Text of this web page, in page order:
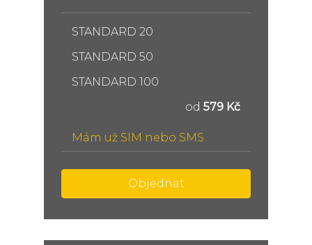
STANDARD 20
STANDARD 50
STANDARD 100
od 579 Kč
Mám už SIM nebo SMS
Objednat